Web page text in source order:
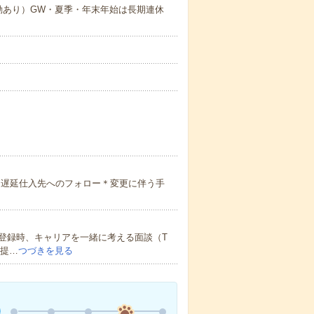
り）GW・夏季・年末年始は長期連休
延仕入先へのフォロー＊変更に伴う手
録時、キャリアを一緒に考える面談（T
提…つづきを見る